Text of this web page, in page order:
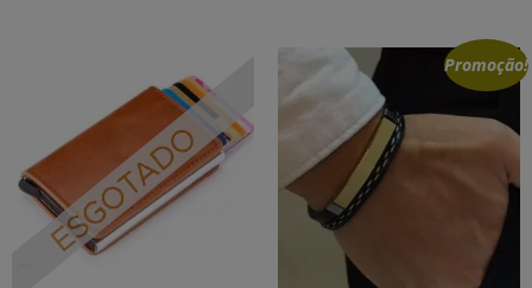
Promoção!